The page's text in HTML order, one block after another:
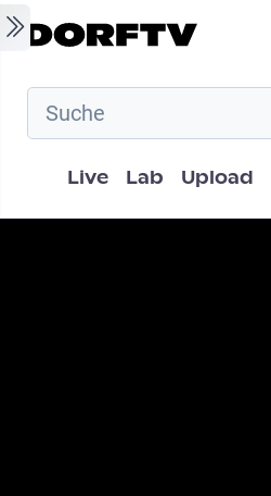
Skip to main content
Hauptnavigation
Live Lab Upload